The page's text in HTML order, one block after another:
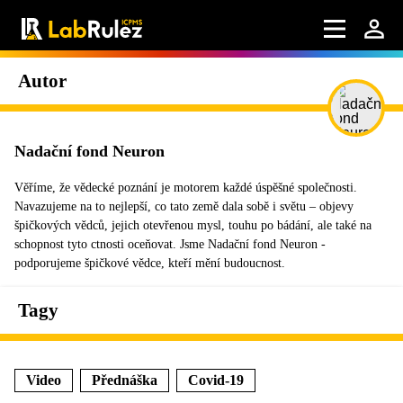
Autor
Nadační fond Neuron
Věříme, že vědecké poznání je motorem každé úspěšné společnosti.
Navazujeme na to nejlepší, co tato země dala sobě i světu – objevy
špičkových vědců, jejich otevřenou mysl, touhu po bádání, ale také na
schopnost tyto ctnosti oceňovat. Jsme Nadační fond Neuron -
podporujeme špičkové vědce, kteří mění budoucnost.
Tagy
Video Přednáška Covid-19